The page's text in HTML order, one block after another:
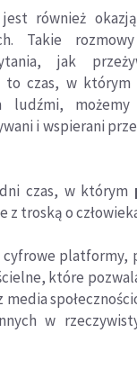
również
Takie
jak
to czas, w którym
możemy
i wspierani
czas, w którym
z troską o
cyfrowe platformy,
które
w